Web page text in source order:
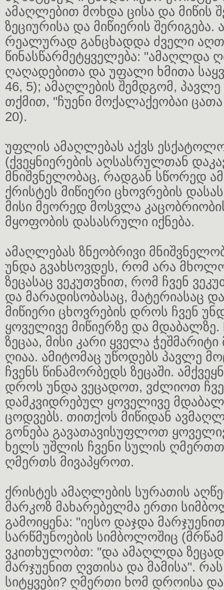
ამაღლებით მოხდა ცისა და მიწის
ზეციურისა და მიწიერის
რეალურად განცხადდა ძველი
წინასწარმეტყველება: "ამაღლდა
ღაღადებითა და უფალი ხმითა
46, 5); ამაღლების შემდგომ,
თქმით, "ჩუენი მოქალაქეობაი
20).
უფლის ამაღლებას აქვს
(ქვეყნიერების აღსასრულთან
მნიშვნელობაც, რადგან სწორედ
ქრისტეს მიწიერი ცხოვრების
მისი მეორედ მოსვლა
მყოფობის დასასრული იქნება.
ამაღლებას ზნეობრივი
უნდა გვახსოვდეს, რომ არა
ზეცასაც ვეკუთვნით, რომ ჩვენ
და მარადისობასაც, მატერიასაც
მიწიერი ცხოვრების დროს ჩვენ
ყოველივე მიწიერზე და
ზეცაა, მისი კარი ყველა
ღიაა. ამიტომაც უწოდებს პავლე
ჩვენს წინამორბედს ზეცაში.
დროს უნდა ვეცადოთ, ვძლიოთ
დამკვიდრებულ ყოველივე
ცოდვებს. თითქოს მიწიდან
გონება გავათავისუფლოთ
ხელს უშლის ჩვენი სულის
ღმერთს მივაპყროთ.
ქრისტეს ამაღლების სურათის
მარკოზ მახარებელმა ერთი
გამოიყენა: "იესო დაჯდა
სარწმუნოების სიმბოლოშიც
ვკითხულობთ: "და ამაღლდა
მარჯუენით ღვთისა და მამისა". რას
სიტყვები? ღმერთი ხომ დროისა